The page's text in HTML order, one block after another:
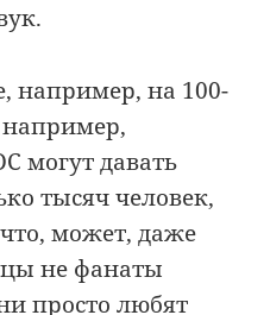
например, на 100-
например,
могут давать
тысяч человек,
может, даже
не фанаты
просто любят